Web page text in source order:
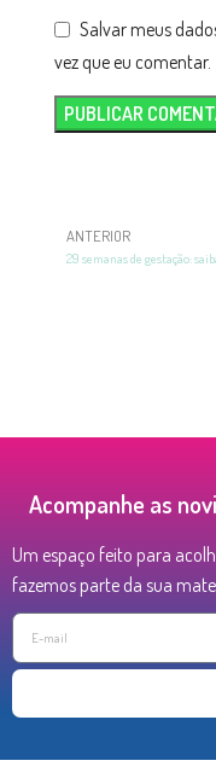
Salvar meus
vez que eu comentar.
ANTERIOR
Acompanhe as
Um espaço feito para
fazemos parte da sua